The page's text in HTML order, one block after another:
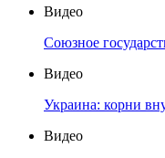
Видео
Союзное
Видео
Украина: корни
Видео